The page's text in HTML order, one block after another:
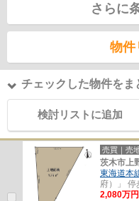
さらに
物件
チェックした物件をま
検討リストに追加
売買｜売
茨木市上
東海道本
府）」 停
2,080万円